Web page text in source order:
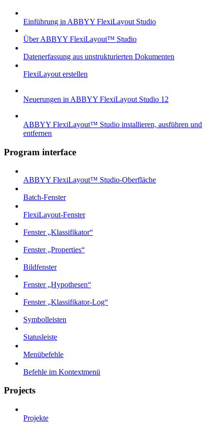
Einführung in ABBYY FlexiLayout Studio
Über ABBYY FlexiLayout™ Studio
Datenerfassung aus unstrukturierten Dokumenten
FlexiLayout erstellen
Neuerungen in ABBYY FlexiLayout Studio 12
ABBYY FlexiLayout™ Studio installieren, ausführen und
entfernen
Program interface
ABBYY FlexiLayout™ Studio-Oberfläche
Batch-Fenster
FlexiLayout-Fenster
Fenster „Klassifikator“
Fenster „Properties“
Bildfenster
Fenster „Hypothesen“
Fenster „Klassifikator-Log“
Symbolleisten
Statusleiste
Menübefehle
Befehle im Kontextmenü
Projects
Projekte